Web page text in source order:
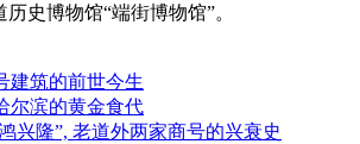
史博物馆“端街博物馆”。
建筑的前世今生
尔滨的黄金食代
兴隆”, 老道外两家商号的兴衰史